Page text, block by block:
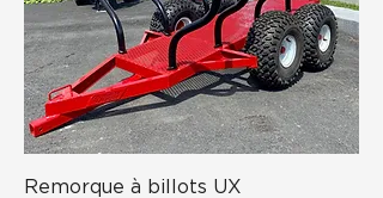
Remorque à billots UX